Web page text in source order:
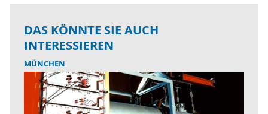
DAS KÖNNTE SIE AUCH
INTERESSIEREN
MÜNCHEN